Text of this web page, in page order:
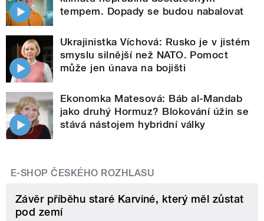
tempem. Dopady se budou nabalovat
Ukrajinistka Víchová: Rusko je v jistém
smyslu silnější než NATO. Pomoct
může jen únava na bojišti
Ekonomka Matesová: Báb al-Mandab
jako druhý Hormuz? Blokování úžin se
stává nástojem hybridní války
E-SHOP ČESKÉHO ROZHLASU
Závěr příběhu staré Karviné, který měl zůstat
pod zemí